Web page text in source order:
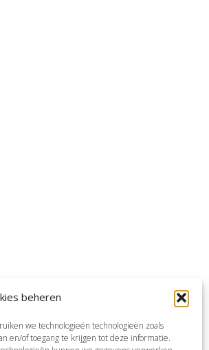
beheren
we technologieën technologieën zoals
en/of toegang te krijgen tot deze informatie.